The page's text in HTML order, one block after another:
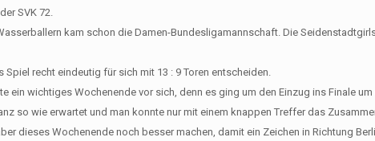
SVK 72.
kam schon die Damen-Bundesligamannschaft. Die
Spiel recht eindeutig für sich mit 13 : 9 Toren entscheiden.
ein wichtiges Wochenende vor sich, denn es ging um den Einzug ins Finale
so wie erwartet und man konnte nur mit einem knappen Treffer das
dieses Wochenende noch besser machen, damit ein Zeichen in Richtung